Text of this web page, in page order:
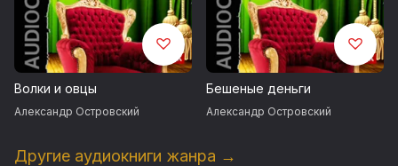
Рыжов.
Текст ведущего читает Аркадий Смирнов
Запись 1965 г.
Волки и овцы
Александр Островский
Бешеные деньги
Александр Островский
Другие аудиокниги жанра →